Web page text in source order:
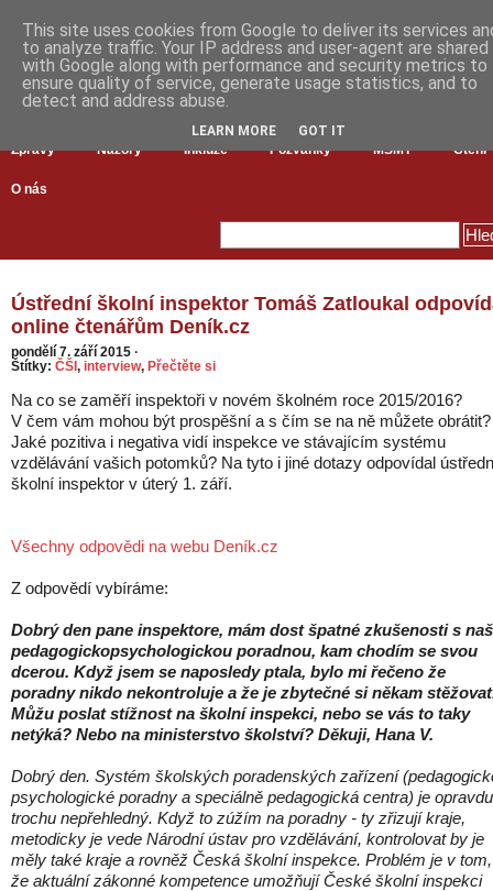
Zprávy Názory Inkluze Pozvánky MŠMT Čtení
O nás
Ústřední školní inspektor Tomáš Zatloukal
online čtenářům Deník.cz
pondělí 7. září 2015 ·
Štítky: ČŠI, interview, Přečtěte si
Na co se zaměří inspektoři v novém školném roce 2015/2016?
V čem vám mohou být prospěšní a s čím se na ně můžete obrátit?
Jaké pozitiva i negativa vidí inspekce ve stávajícím systému
vzdělávání vašich potomků? Na tyto i jiné dotazy odpovídal
školní inspektor v úterý 1. září.
Všechny odpovědi na webu Deník.cz
Z odpovědí vybíráme:
Dobrý den pane inspektore, mám dost špatné zkušenosti s
pedagogickopsychologickou poradnou, kam chodím se svou
dcerou. Když jsem se naposledy ptala, bylo mi řečeno že
poradny nikdo nekontroluje a že je zbytečné si někam
Můžu poslat stížnost na školní inspekci, nebo se vás to taky
netýká? Nebo na ministerstvo školství? Děkuji, Hana V.
Dobrý den. Systém školských poradenských zařízení
psychologické poradny a speciálně pedagogická centra) je opravdu
trochu nepřehledný. Když to zúžím na poradny - ty zřizují kraje,
metodicky je vede Národní ústav pro vzdělávání, kontrolovat by je
měly také kraje a rovněž Česká školní inspekce. Problém je v tom,
že aktuální zákonné kompetence umožňují České školní inspekci
This site uses cookies from Google to deliver its services
to analyze traffic. Your IP address and user-agent are shared
with Google along with performance and security metrics to
ensure quality of service, generate usage statistics, and to
detect and address abuse.
LEARN MORE GOT IT